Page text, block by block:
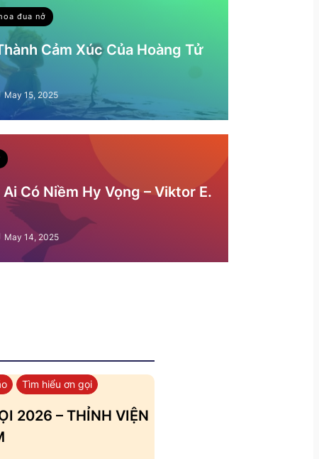
đua nở
Cảm Xúc Của Hoàng Tử
May 15, 2025
Có Niềm Hy Vọng – Viktor E.
May 14, 2025
Tìm hiểu ơn gọi
2026 – THỈNH VIỆN